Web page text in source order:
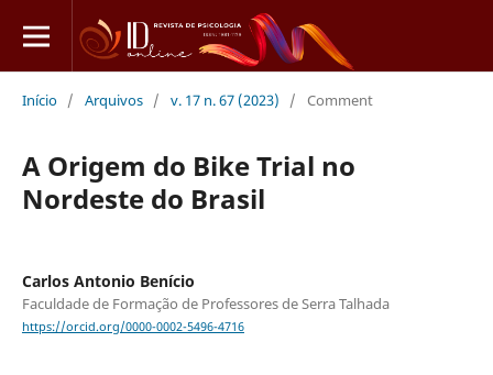
Início / Arquivos / v. 17 n. 67 (2023) / Comment
A Origem do Bike Trial no
Nordeste do Brasil
Carlos Antonio Benício
Faculdade de Formação de Professores de Serra Talhada
https://orcid.org/0000-0002-5496-4716